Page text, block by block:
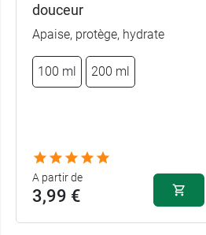
douceur
Apaise, protège, hydrate
100 ml 200 ml
A partir de
3,99 €